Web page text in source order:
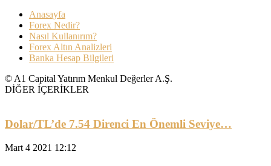
Anasayfa
Forex Nedir?
Nasıl Kullanırım?
Forex Altın Analizleri
Banka Hesap Bilgileri
© A1 Capital Yatırım Menkul Değerler A.Ş.
DİĞER İÇERİKLER
Dolar/TL’de 7.54 Direnci En Önemli Seviye…
Mart 4 2021 12:12